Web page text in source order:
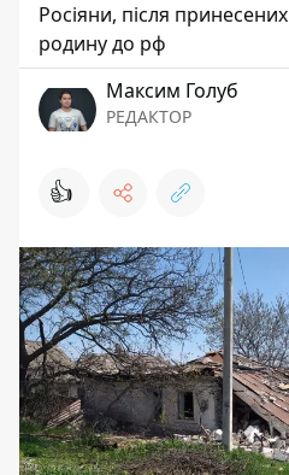
Росіяни, після
родину до рф
Максим Голуб
РЕДАКТОР
👍